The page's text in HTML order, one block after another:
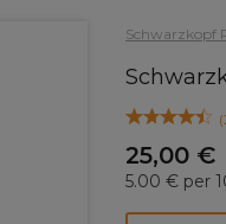
Schwarzkopf
(
25,00 €
5.00 € per